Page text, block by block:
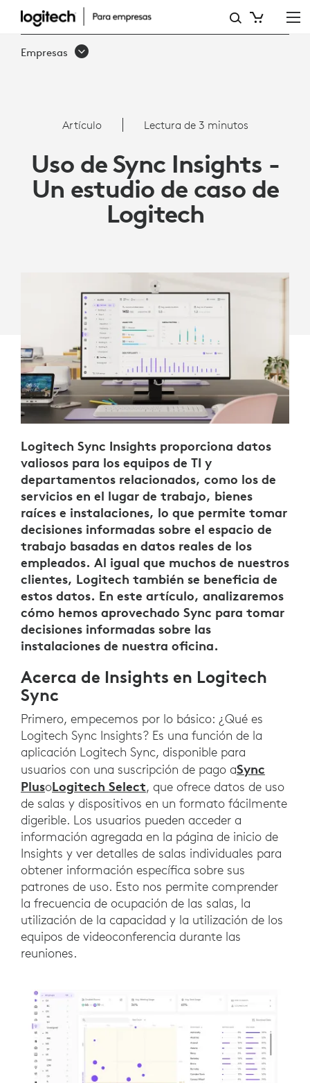
ARTÍCULO:
USO
INSIGHTS
UN
ESTUDIO
LOGITECH
Empresas
Artículo Lectura de 3 minutos
Uso de Sync Insights -
Un estudio de caso de
Logitech
Logitech Sync Insights proporciona datos
valiosos para los equipos de TI y
departamentos relacionados, como los de
servicios en el lugar de trabajo, bienes
raíces e instalaciones, lo que permite tomar
decisiones informadas sobre el espacio de
trabajo basadas en datos reales de los
empleados. Al igual que muchos de nuestros
clientes, Logitech también se beneficia de
estos datos. En este artículo, analizaremos
cómo hemos aprovechado Sync para tomar
decisiones informadas sobre las
instalaciones de nuestra oficina.
Acerca de Insights en Logitech
Sync
Primero, empecemos por lo básico: ¿Qué es
Logitech Sync Insights? Es una función de la
aplicación Logitech Sync, disponible para
usuarios con una suscripción de pago aSync
PlusoLogitech Select, que ofrece datos de uso
de salas y dispositivos en un formato fácilmente
digerible. Los usuarios pueden acceder a
información agregada en la página de inicio de
Insights y ver detalles de salas individuales para
obtener información específica sobre sus
patrones de uso. Esto nos permite comprender
la frecuencia de ocupación de las salas, la
utilización de la capacidad y la utilización de los
equipos de videoconferencia durante las
reuniones.